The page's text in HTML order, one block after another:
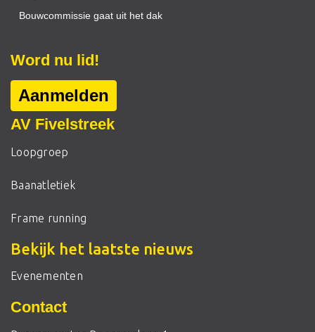
Bouwcommissie gaat uit het dak
Word nu lid!
Aanmelden
AV Fivelstreek
Loopgroep
Baanatletiek
Frame running
Bekijk het laatste nieuws
Evenementen
Contact